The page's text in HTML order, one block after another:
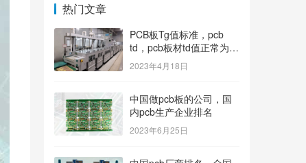
热门文章
PCB板Tg值标准，pcb
td，pcb板材td值正常为多
少？
2023年4月18日
中国做pcb板的公司，国
内pcb生产企业排名
2023年6月25日